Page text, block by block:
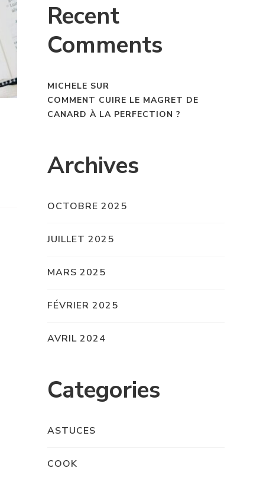
Recent
Comments
MICHELE SUR
COMMENT CUIRE LE MAGRET DE
CANARD À LA PERFECTION ?
Archives
OCTOBRE 2025
JUILLET 2025
MARS 2025
FÉVRIER 2025
AVRIL 2024
Categories
ASTUCES
COOK